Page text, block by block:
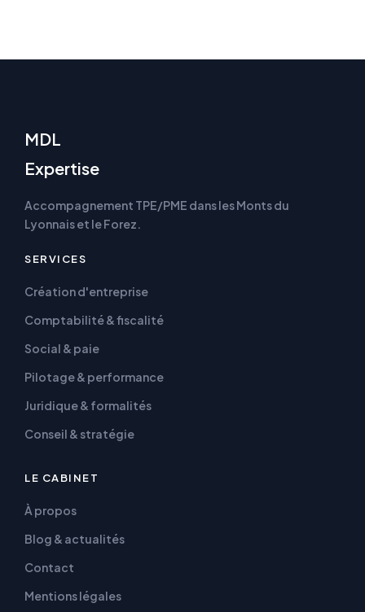
MDL
Expertise
Accompagnement TPE/PME dans les Monts du
Lyonnais et le Forez.
SERVICES
Création d'entreprise
Comptabilité & fiscalité
Social & paie
Pilotage & performance
Juridique & formalités
Conseil & stratégie
LE CABINET
À propos
Blog & actualités
Contact
Mentions légales